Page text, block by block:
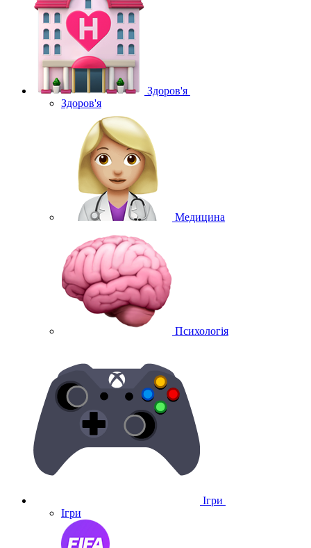
Здоров'я
Здоров'я
Медицина
Психологія
Ігри
Ігри